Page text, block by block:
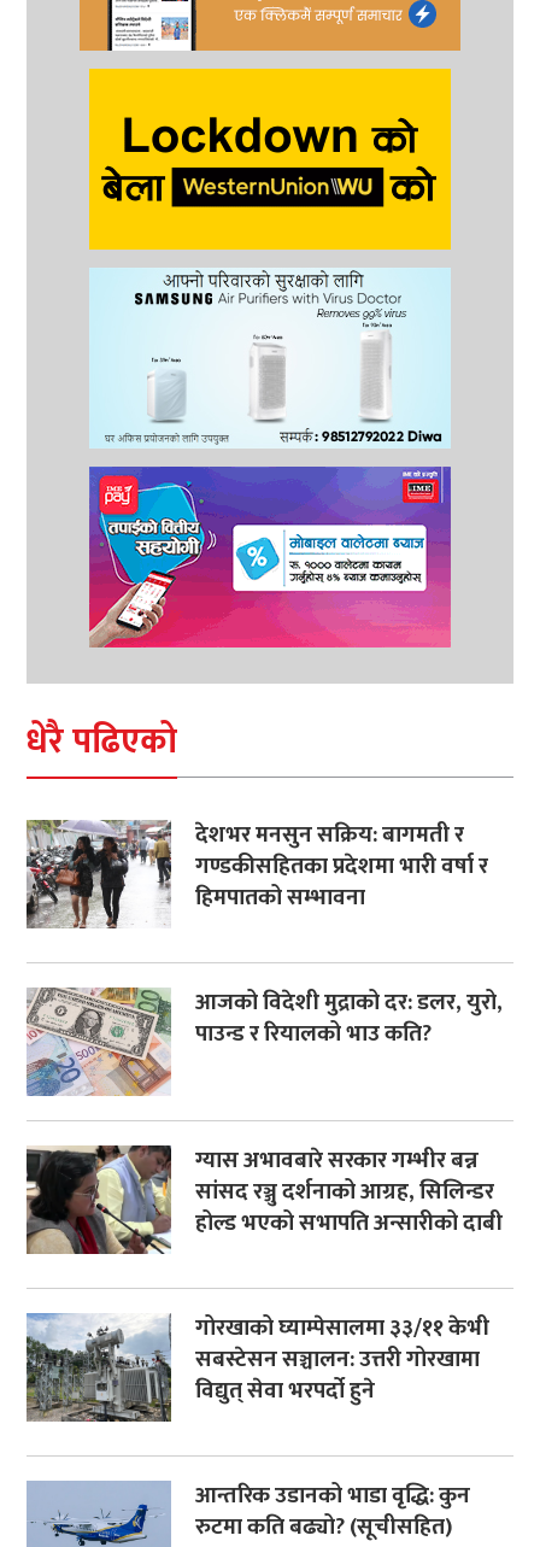
धेरै पढिएको
देशभर मनसुन सक्रिय: बागमती र
गण्डकीसहितका प्रदेशमा भारी वर्षा र
हिमपातको सम्भावना
आजको विदेशी मुद्राको दर: डलर, युरो,
पाउन्ड र रियालको भाउ कति?
ग्यास अभावबारे सरकार गम्भीर बन्न
सांसद रञ्जु दर्शनाको आग्रह, सिलिन्डर
होल्ड भएको सभापति अन्सारीको दाबी
गोरखाको घ्याम्पेसालमा ३३/११ केभी
सबस्टेसन सञ्चालन: उत्तरी गोरखामा
विद्युत् सेवा भरपर्दो हुने
आन्तरिक उडानको भाडा वृद्धि: कुन
रुटमा कति बढ्यो? (सूचीसहित)